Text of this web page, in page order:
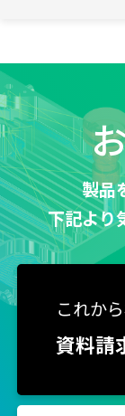
製品
下記より
これか
資料請